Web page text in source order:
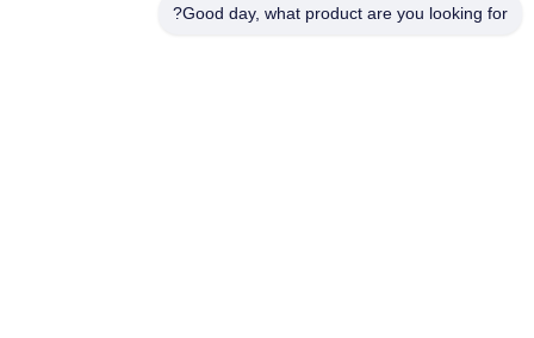
Good day, what product are you looking for?